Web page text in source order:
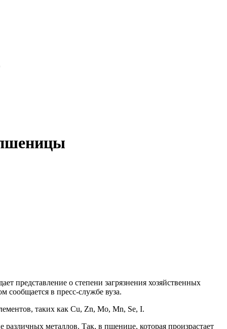
представление о степени загрязнения хозяйственных
сообщается в пресс-службе вуза.
таких как Cu, Zn, Mo, Mn, Se, I.
металлов. Так, в пшенице, которая произрастает